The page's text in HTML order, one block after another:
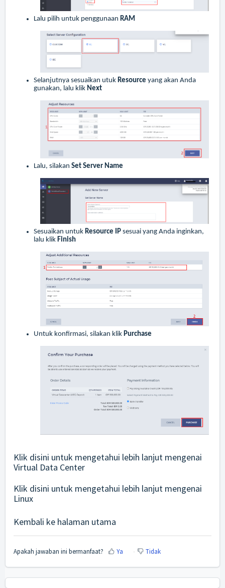
Lalu pilih untuk penggunaan RAM
Selanjutnya sesuaikan utuk Resource yang akan Anda
gunakan, lalu klik Next
Lalu, silakan Set Server Name
Sesuaikan untuk Resource IP sesuai yang Anda inginkan,
lalu klik Finish
Untuk konfirmasi, silakan klik Purchase
Klik disini untuk mengetahui lebih lanjut mengenai
Virtual Data Center
Klik disini untuk mengetahui lebih lanjut mengenai
Linux
Kembali ke halaman utama
Apakah jawaban ini bermanfaat? Ya Tidak